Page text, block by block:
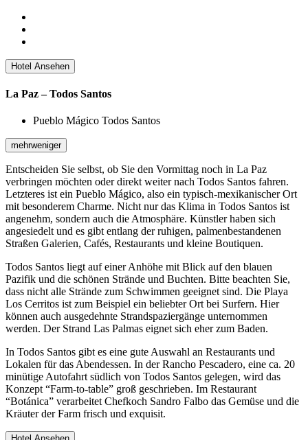
Hotel Ansehen
La Paz – Todos Santos
Pueblo Mágico Todos Santos
mehrweniger
Entscheiden Sie selbst, ob Sie den Vormittag noch in La Paz
verbringen möchten oder direkt weiter nach Todos Santos fahren.
Letzteres ist ein Pueblo Mágico, also ein typisch-mexikanischer Ort
mit besonderem Charme. Nicht nur das Klima in Todos Santos ist
angenehm, sondern auch die Atmosphäre. Künstler haben sich
angesiedelt und es gibt entlang der ruhigen, palmenbestandenen
Straßen Galerien, Cafés, Restaurants und kleine Boutiquen.
Todos Santos liegt auf einer Anhöhe mit Blick auf den blauen
Pazifik und die schönen Strände und Buchten. Bitte beachten Sie,
dass nicht alle Strände zum Schwimmen geeignet sind. Die Playa
Los Cerritos ist zum Beispiel ein beliebter Ort bei Surfern. Hier
können auch ausgedehnte Strandspaziergänge unternommen
werden. Der Strand Las Palmas eignet sich eher zum Baden.
In Todos Santos gibt es eine gute Auswahl an Restaurants und
Lokalen für das Abendessen. In der Rancho Pescadero, eine ca. 20
minütige Autofahrt südlich von Todos Santos gelegen, wird das
Konzept “Farm-to-table” groß geschrieben. Im Restaurant
“Botánica” verarbeitet Chefkoch Sandro Falbo das Gemüse und die
Kräuter der Farm frisch und exquisit.